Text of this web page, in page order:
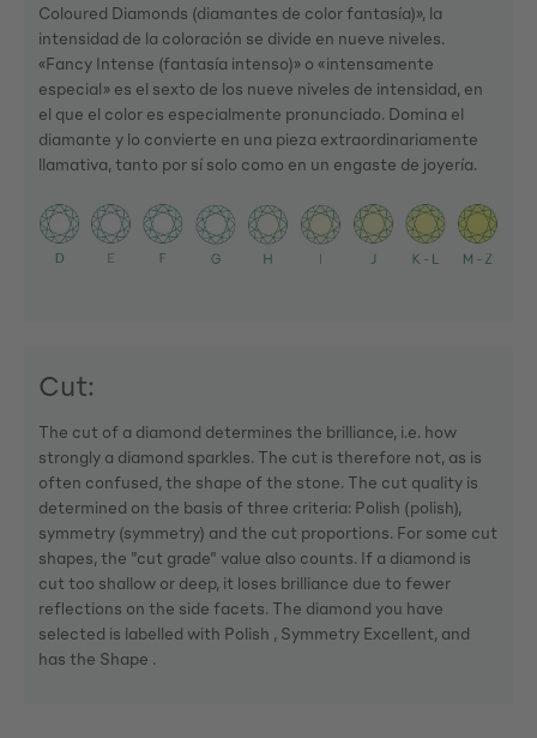
Coloured Diamonds (diamantes de color fantasía)», la
intensidad de la coloración se divide en nueve niveles.
«Fancy Intense (fantasía intenso)» o «intensamente
especial» es el sexto de los nueve niveles de intensidad, en
el que el color es especialmente pronunciado. Domina el
diamante y lo convierte en una pieza extraordinariamente
llamativa, tanto por sí solo como en un engaste de joyería.
Cut:
The cut of a diamond determines the brilliance, i.e. how
strongly a diamond sparkles. The cut is therefore not, as is
often confused, the shape of the stone. The cut quality is
determined on the basis of three criteria: Polish (polish),
symmetry (symmetry) and the cut proportions. For some cut
shapes, the "cut grade" value also counts. If a diamond is
cut too shallow or deep, it loses brilliance due to fewer
reflections on the side facets. The diamond you have
selected is labelled with Polish , Symmetry Excellent, and
has the Shape .